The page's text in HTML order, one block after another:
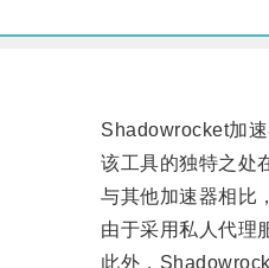
Shadowrocket加速器
该工具的独特之处在
与其他加速器相比，
由于采用私人代理服
此外，